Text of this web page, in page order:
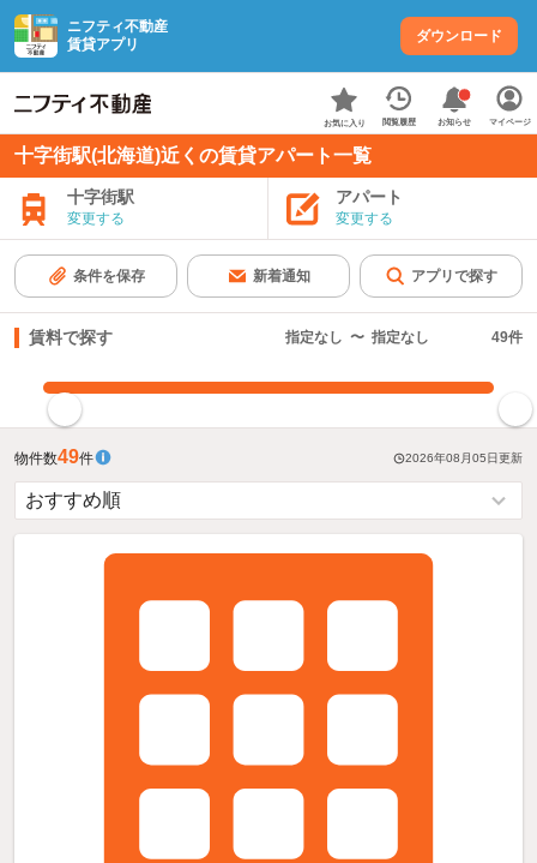
ニフティ不動産
賃貸アプリ
ダウンロード
お気に入り 閲覧履歴 お知らせ マイページ
十字街駅(北海道)近くの賃貸アパート一覧
十字街駅
変更する
アパート
変更する
条件を保存 新着通知 アプリで探す
賃料で探す 指定なし 〜 指定なし 49件
物件数49件 2026年08月05日更新